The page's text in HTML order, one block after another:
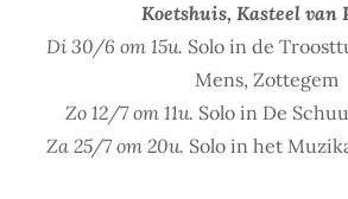
Koetshuis, Kasteel van
Di 30/6 om 15u. Solo in de
Mens, Zottegem
Zo 12/7 om 11u. Solo in De
Za 25/7 om 20u. Solo in het